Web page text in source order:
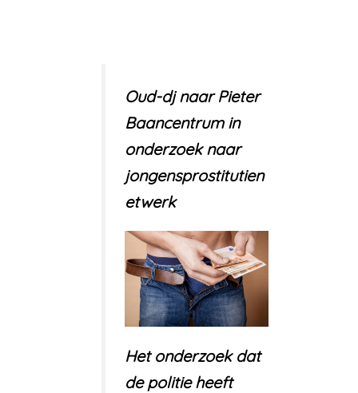
Oud-dj naar Pieter
Baancentrum in
onderzoek naar
jongensprostitutien
etwerk
Het onderzoek dat
de politie heeft